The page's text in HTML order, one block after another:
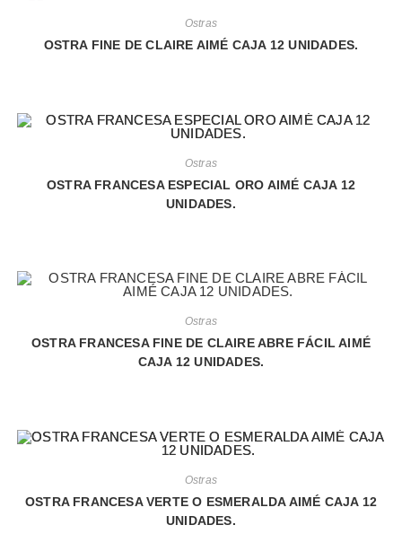
Ostras
OSTRA FINE DE CLAIRE AIMÉ CAJA 12 UNIDADES.
Ostras
OSTRA FRANCESA ESPECIAL ORO AIMÉ CAJA 12
UNIDADES.
Ostras
OSTRA FRANCESA FINE DE CLAIRE ABRE FÁCIL AIMÉ
CAJA 12 UNIDADES.
Ostras
OSTRA FRANCESA VERTE O ESMERALDA AIMÉ CAJA 12
UNIDADES.